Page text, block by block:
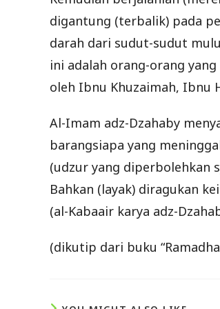
digantung (terbalik) pada
darah dari sudut-sudut
ini adalah orang-orang
oleh Ibnu Khuzaimah, Ibnu
Al-Imam adz-Dzahaby
barangsiapa yang
(udzur yang diperbolehkan
Bahkan (layak) diragukan
(al-Kabaair karya adz-
(dikutip dari buku